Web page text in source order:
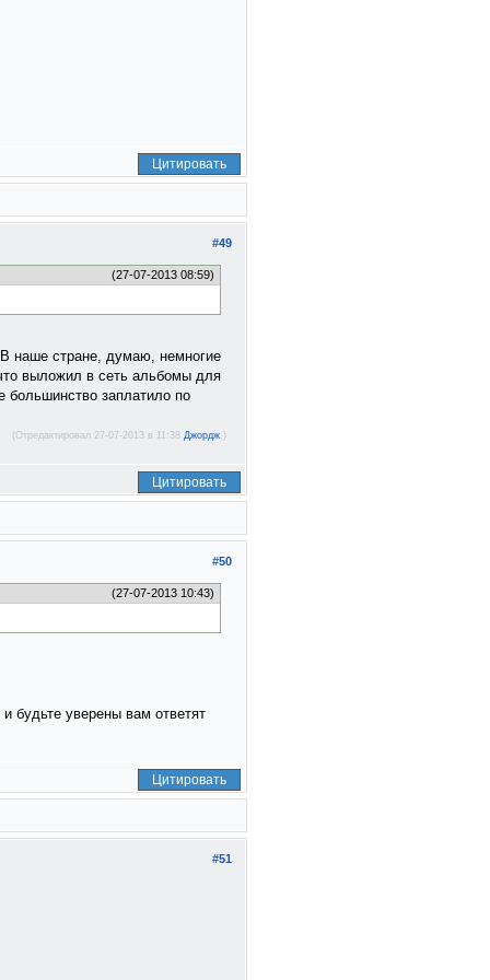
Цитировать
#49
(27-07-2013 08:59)
наше стране, думаю, немногие
выложил в сеть альбомы для
большинство заплатило по
(Отредактировал 27-07-2013 в 11:38 Джордж .)
Цитировать
#50
(27-07-2013 10:43)
будьте уверены вам ответят
Цитировать
#51